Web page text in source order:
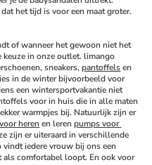
het tijd is voor een maat groter.
of wanneer het gewoon niet het
keuze in onze outlet. limango
sneakers, pantoffels en
in de winter bijvoorbeeld voor
een wintersportvakantie niet
voor in huis die in alle maten
warmpjes bij. Natuurlijk zijn er
heren en leren pumps voor
zijn er uiteraard in verschillende
vindt iedere vrouw bij ons een
als comfortabel loopt. En ook voor